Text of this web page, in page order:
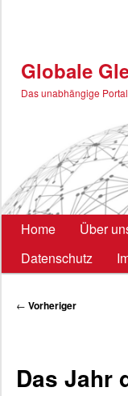
Globale
Das unabhängige
Hauptmenü
Home Über
Datenschutz
Beitragsnavigation
← Vorheriger
Das Jahr